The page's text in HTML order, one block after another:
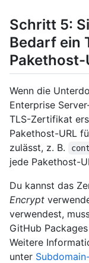
Schritt 5:
Bedarf ein
Wenn die
Enterprise
TLS-Zertifikat
Pakethost-URL
zulässt, z. B.
jede Pakethost-
Du kannst das
Encrypt
verwendest,
GitHub
Weitere
unter